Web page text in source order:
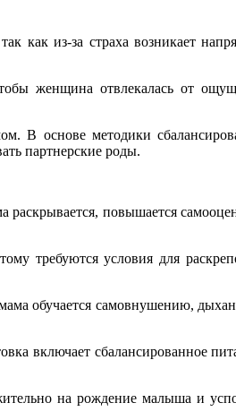
как из-за страха возникает
женщина отвлекалась от
В основе методики
партнерские роды.
повышается
требуются условия для
обучается самовнушению,
включает сбалансированное
на рождение малыша и